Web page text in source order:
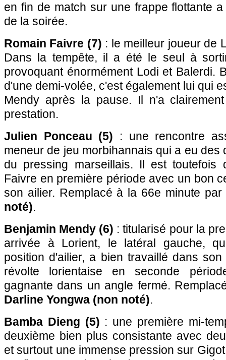
en fin de match sur une frappe flottante
de la soirée.
Romain Faivre (7) : le meilleur joueur de
Dans la tempête, il a été le seul à
provoquant énormément Lodi et Balerdi.
d'une demi-volée, c'est également lui qui
Mendy après la pause. Il n'a
prestation.
Julien Ponceau (5) : une rencontre
meneur de jeu morbihannais qui a eu des
du pressing marseillais. Il est
Faivre en première période avec un bon
son ailier. Remplacé à la 66e minute par
noté).
Benjamin Mendy (6) : titularisé pour la
arrivée à Lorient, le latéral gauche,
position d'ailier, a bien travaillé dans
révolte lorientaise en seconde
gagnante dans un angle fermé.
Darline Yongwa (non noté).
Bamba Dieng (5) : une première mi-
deuxième bien plus consistante avec
et surtout une immense pression sur